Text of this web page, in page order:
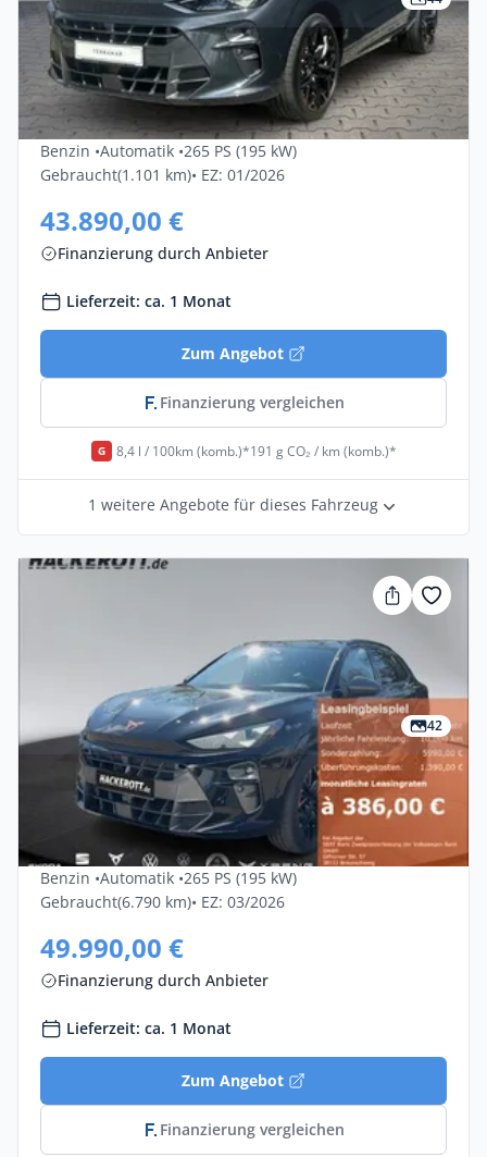
Privat & Gewerbe
Cupra Terramar 2.0 TSI 195kW VZ DSG
4Drive 5dr
Benzin •Automatik •265 PS (195 kW)
Gebraucht(1.101 km)• EZ: 01/2026
43.890,00 €
Finanzierung durch Anbieter
Lieferzeit: ca. 1 Monat
Zum Angebot
Finanzierung vergleichen
G 8,4 l / 100km (komb.)*191 g CO₂ / km (komb.)*
1 weitere Angebote für dieses Fahrzeug
42
Privat & Gewerbe
Cupra Terramar 2.0 TSI 195kW VZ DSG
4Drive 5dr
Benzin •Automatik •265 PS (195 kW)
Gebraucht(6.790 km)• EZ: 03/2026
49.990,00 €
Finanzierung durch Anbieter
Lieferzeit: ca. 1 Monat
Zum Angebot
Finanzierung vergleichen